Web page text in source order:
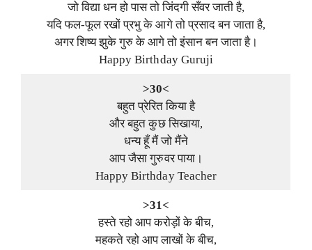
जो विद्या धन हो पास तो जिंदगी सँवर जाती है,
यदि फल-फूल रखों प्रभु के आगे तो प्रसाद बन जाता है,
अगर शिष्य झुके गुरु के आगे तो इंसान बन जाता है।
Happy Birthday Guruji
>30<
बहुत प्रेरित किया है
और बहुत कुछ सिखाया,
धन्य हूँ मैं जो मैंने
आप जैसा गुरुवर पाया।
Happy Birthday Teacher
>31<
हस्ते रहो आप करोड़ों के बीच,
महकते रहो आप लाखों के बीच,